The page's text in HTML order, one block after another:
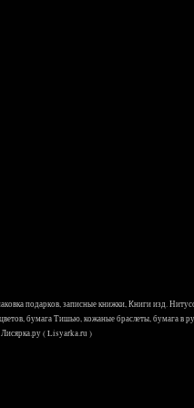
подарков, записные книжки, Книги изд.
бумага Тишью, кожаные браслеты, бумага в
( Lisyarka.ru )